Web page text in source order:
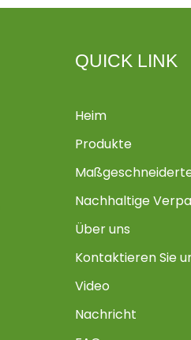
QUICK LINK
Heim
Produkte
Nachhaltige
Über uns
Kontaktieren Sie
Video
Nachricht